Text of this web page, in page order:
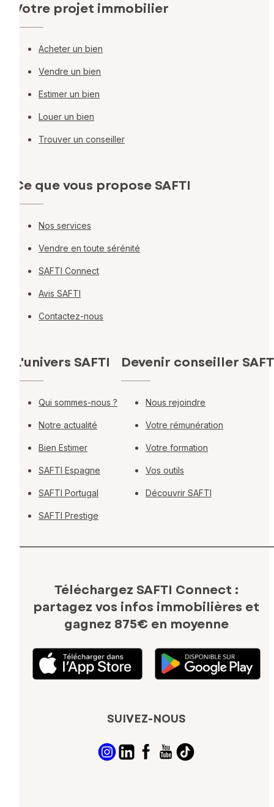
Votre projet immobilier
Acheter un bien
Vendre un bien
Estimer un bien
Louer un bien
Trouver un conseiller
Ce que vous propose SAFTI
Nos services
Vendre en toute sérénité
SAFTI Connect
Avis SAFTI
Contactez-nous
L'univers SAFTI
Qui sommes-nous ?
Notre actualité
Bien Estimer
SAFTI Espagne
SAFTI Portugal
SAFTI Prestige
Devenir conseiller
Nous rejoindre
Votre rémunération
Votre formation
Vos outils
Découvrir SAFTI
Téléchargez SAFTI Connect :
partagez vos infos immobilières et
gagnez 875€ en moyenne
SUIVEZ-NOUS